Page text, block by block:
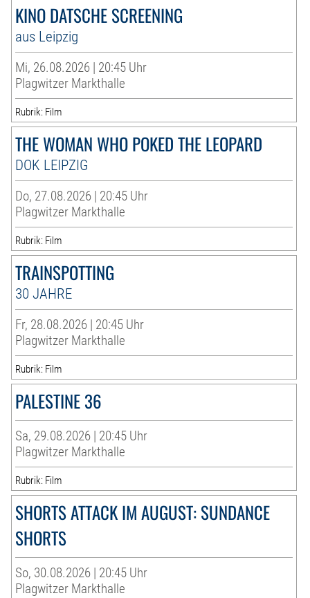
KINO DATSCHE SCREENING
aus Leipzig
Mi, 26.08.2026 | 20:45 Uhr
Plagwitzer Markthalle
Rubrik: Film
THE WOMAN WHO POKED THE LEOPARD
DOK LEIPZIG
Do, 27.08.2026 | 20:45 Uhr
Plagwitzer Markthalle
Rubrik: Film
TRAINSPOTTING
30 JAHRE
Fr, 28.08.2026 | 20:45 Uhr
Plagwitzer Markthalle
Rubrik: Film
PALESTINE 36
Sa, 29.08.2026 | 20:45 Uhr
Plagwitzer Markthalle
Rubrik: Film
SHORTS ATTACK IM AUGUST: SUNDANCE
SHORTS
So, 30.08.2026 | 20:45 Uhr
Plagwitzer Markthalle